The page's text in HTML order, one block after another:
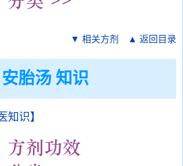
▼ 相关方剂 ▲ 返回目录
安胎汤 知识
知识】